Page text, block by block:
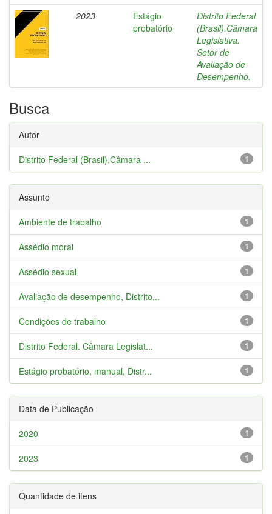
2023
Estágio
probatório
Distrito Federal
(Brasil).Câmara
Legislativa.
Setor de
Avaliação de
Desempenho.
Busca
Autor
1
Distrito Federal (Brasil).Câmara ...
Assunto
1
Ambiente de trabalho
1
Assédio moral
1
Assédio sexual
1
Avaliação de desempenho, Distrito...
1
Condições de trabalho
1
Distrito Federal. Câmara Legislat...
1
Estágio probatório, manual, Distr...
Data de Publicação
1
2020
1
2023
Quantidade de itens